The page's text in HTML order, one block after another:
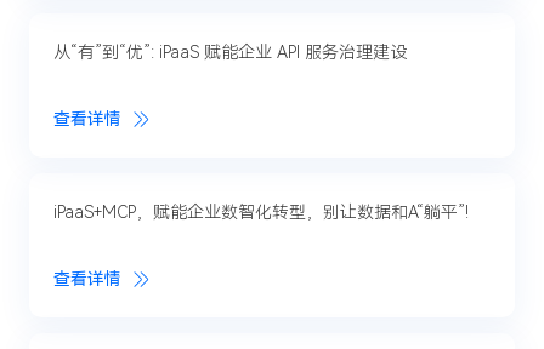
从“有”到“优”: iPaaS 赋能企业 API 服务治理建设
查看详情
iPaaS+MCP，赋能企业数智化转型，别让数据和A“躺平”!
查看详情